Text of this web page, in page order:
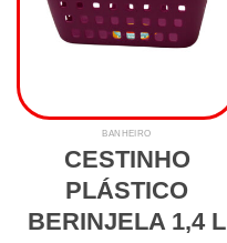
BANHEIRO
CESTINHO
PLÁSTICO
BERINJELA 1,4 L